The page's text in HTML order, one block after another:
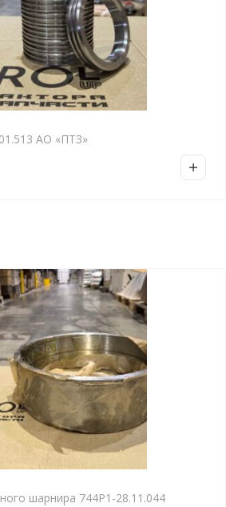
АО «ПТЗ»
шарнира 744Р1-28.11.044